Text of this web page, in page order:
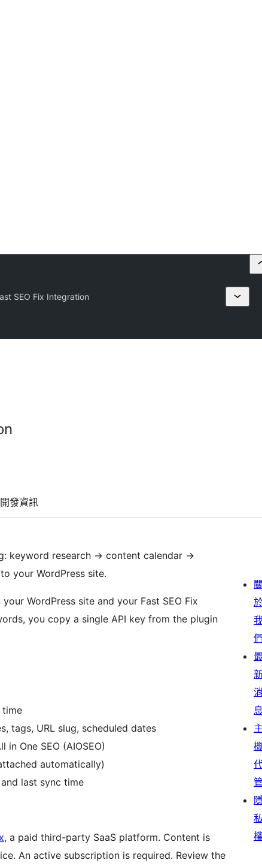
SEO Fix Integration
開發資訊
keyword research → content calendar →
your WordPress site.
WordPress site and your Fast SEO Fix
you copy a single API key from the plugin
time
tags, URL slug, scheduled dates
in One SEO (AIOSEO)
automatically)
last sync time
, a paid third-party SaaS platform. Content is
An active subscription is required. Review the
關
們
最
消
息
主
私